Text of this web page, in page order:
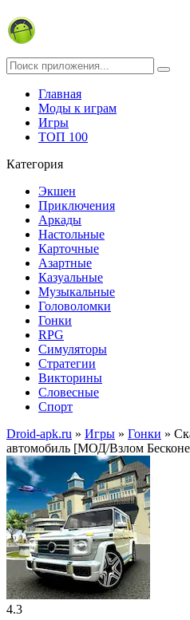
Главная
Моды к играм
Игры
ТОП 100
Категория
Экшен
Приключения
Аркады
Настольные
Карточные
Азартные
Казуальные
Музыкальные
Головоломки
Гонки
RPG
Симуляторы
Стратегии
Викторины
Словесные
Спорт
Droid-apk.ru » Игры » Гонки »
автомобиль [МОД/Взлом
4.3